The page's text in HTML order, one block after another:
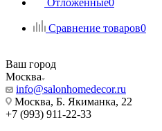
Отложенные0
Сравнение товаров0
Ваш город
Москва
info@salonhomedecor.ru
Москва, Б. Якиманка, 22
+7 (993) 911-22-33